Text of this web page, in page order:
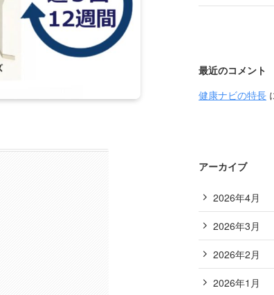
最近のコメント
健康ナビの特長
アーカイブ
2026年4月
2026年3月
2026年2月
2026年1月